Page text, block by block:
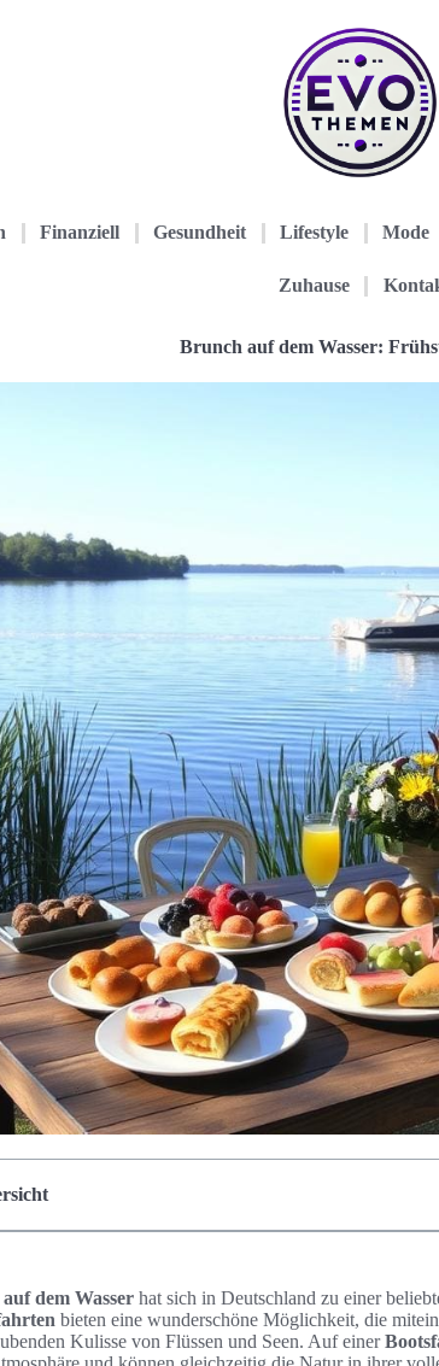
Finanziell Gesundheit Lifestyle Mode
Zuhause
Brunch auf dem Wasser:
dem Wasser hat sich in Deutschland zu einer
bieten eine wunderschöne Möglichkeit, die
Kulisse von Flüssen und Seen. Auf einer